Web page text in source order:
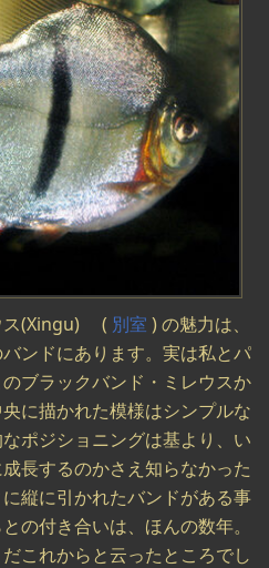
ス(Xingu) ( 別室 ) の魅力は、
ンドにあります。実は私とパ
ブラックバンド・ミレウスか
に描かれた模様はシンプルな
ポジショニングは基より、い
長するのかさえ知らなかった
縦に引かれたバンドがある事
の付き合いは、ほんの数年。
これからと云ったところでし